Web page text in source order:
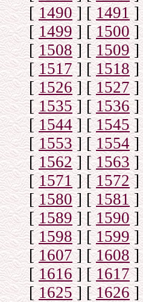
[ 1490] [1491]
[1499] [1500]
[1508] [1509]
[1517] [1518]
[1526] [1527]
[1535] [1536]
[1544] [1545]
[1553] [1554]
[1562] [1563]
[1571] [1572]
[1580] [1581]
[1589] [1590]
[1598] [1599]
[1607] [1608]
[1616] [1617]
[1625] [1626]